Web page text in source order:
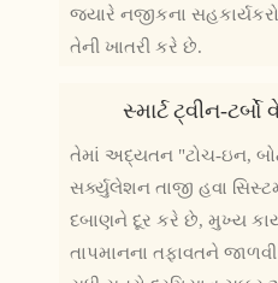
જ્યારે નજીકના
તેની ખાતરી કરે છે.
સ્માર્ટ ટ્વીન-
તેમાં અદ્યતન "ટોચ-ઇન,
સર્ક્યુલેશન તાજી હવા
દબાણને દૂર કરે છે, મુખ્ય
તાપમાનના તફાવતને